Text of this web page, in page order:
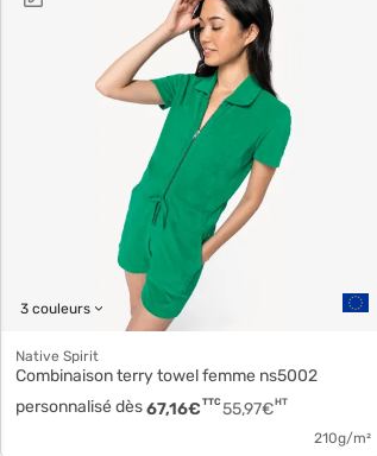
3 couleurs
Native Spirit
Combinaison terry towel femme ns5002
personnalisé dès
55,97€HT
67,16€ TTC
210g/m²